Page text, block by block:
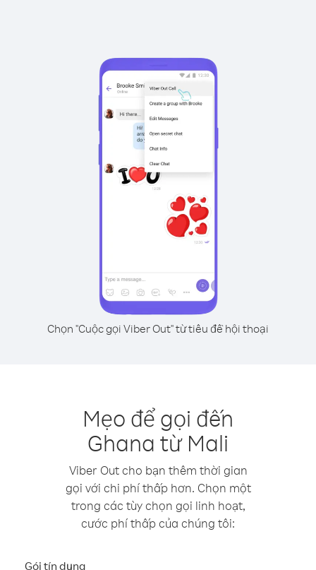
Chọn "Cuộc gọi Viber Out" từ tiêu đề hội thoại
Mẹo để gọi đến
Ghana từ Mali
Viber Out cho bạn thêm thời gian
gọi với chi phí thấp hơn. Chọn một
trong các tùy chọn gọi linh hoạt,
cước phí thấp của chúng tôi:
Gói tín dụng